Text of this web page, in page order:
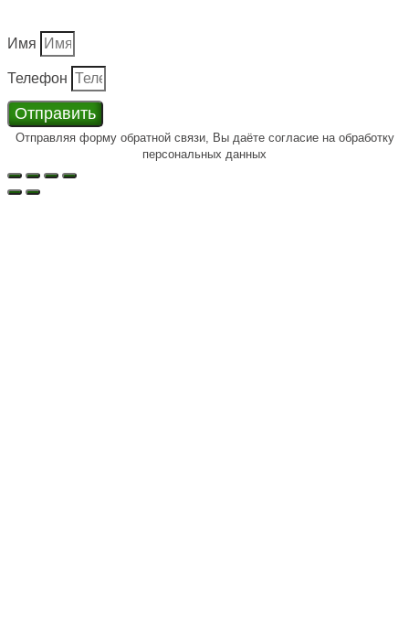
Имя
Телефон
Отправить
Отправляя форму обратной связи, Вы даёте согласие на обработку
персональных данных